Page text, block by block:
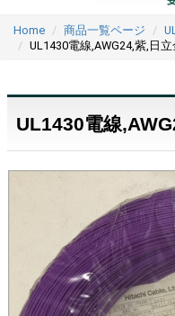
Home 商品一覧ページ
UL1430電線,AWG24,紫,日
UL1430電線